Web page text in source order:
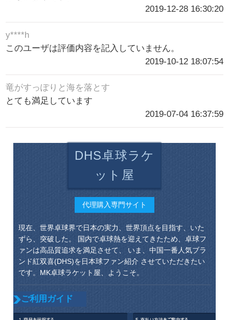
2019-12-28 16:30:20
y****h
このユーザは評価内容を記入していません。
2019-10-12 18:07:54
竜がすっぽりと海を落とす
とても満足しています
2019-07-04 16:37:59
DHS卓球ラケ
ット屋
代理購入専門サイト
現在、世界卓球界で日本の実力、世界頂点を目指す、いた
ずら、突破した。 国内で卓球熱を迎えてきたため、卓球フ
ァンは高品質追求を満足させて、 いま、中国一番人気ブラ
ンド紅双喜(DHS)を日本球ファン紹介 させていただきたい
です。MK卓球ラケット屋、ようこそ。
ご利用ガイド